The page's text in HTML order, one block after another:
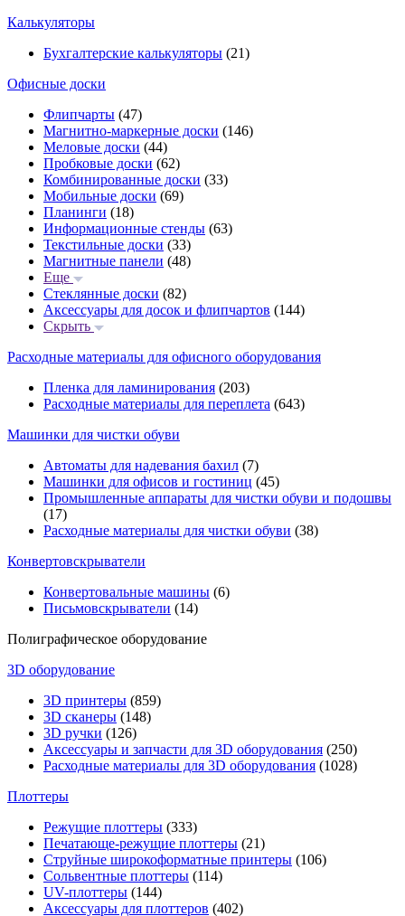
Калькуляторы
Бухгалтерские калькуляторы (21)
Офисные доски
Флипчарты (47)
Магнитно-маркерные доски (146)
Меловые доски (44)
Пробковые доски (62)
Комбинированные доски (33)
Мобильные доски (69)
Планинги (18)
Информационные стенды (63)
Текстильные доски (33)
Магнитные панели (48)
Еще
Стеклянные доски (82)
Аксессуары для досок и флипчартов (144)
Скрыть
Расходные материалы для офисного оборудования
Пленка для ламинирования (203)
Расходные материалы для переплета (643)
Машинки для чистки обуви
Автоматы для надевания бахил (7)
Машинки для офисов и гостиниц (45)
Промышленные аппараты для чистки обуви и подошвы
(17)
Расходные материалы для чистки обуви (38)
Конвертовскрыватели
Конвертовальные машины (6)
Письмовскрыватели (14)
Полиграфическое оборудование
3D оборудование
3D принтеры (859)
3D сканеры (148)
3D ручки (126)
Аксессуары и запчасти для 3D оборудования (250)
Расходные материалы для 3D оборудования (1028)
Плоттеры
Режущие плоттеры (333)
Печатающе-режущие плоттеры (21)
Струйные широкоформатные принтеры (106)
Сольвентные плоттеры (114)
UV-плоттеры (144)
Аксессуары для плоттеров (402)